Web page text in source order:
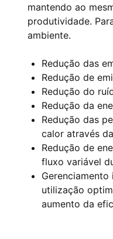
mantendo ao
produtividade.
ambiente.
Redução das
Redução de
Redução do
Redução da
Redução das
calor através
Redução de
fluxo variável
utilização
aumento da